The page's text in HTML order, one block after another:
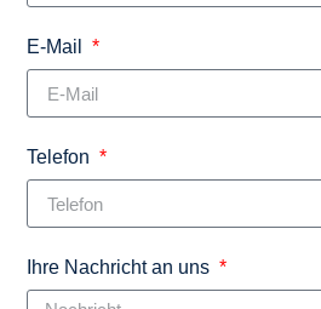
E-Mail
Telefon
Ihre Nachricht an uns